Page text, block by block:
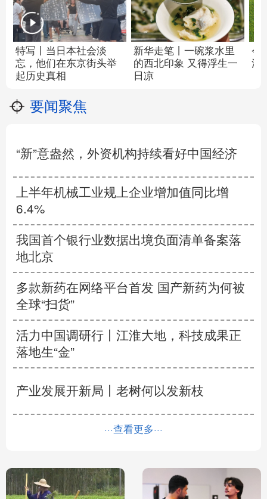
特写丨当日本社会淡
忘，他们在东京街头举
起历史真相
新华走笔丨 一碗浆水里
的西北印象 又得浮生一
日凉
今
清
要闻聚焦
“新”意盎然，外资机构持续看好中国经济
上半年机械工业规上企业增加值同比增
6.4%
我国首个银行业数据出境负面清单备案落
地北京
多款新药在网络平台首发 国产新药为何被
全球“扫货”
活力中国调研行丨 江淮大地，科技成果正
落地生“金”
产业发展开新局丨 老树何以发新枝
···查看更多···